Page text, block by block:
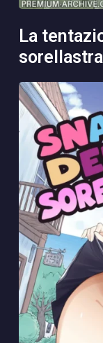
la tentazione della matrigna e